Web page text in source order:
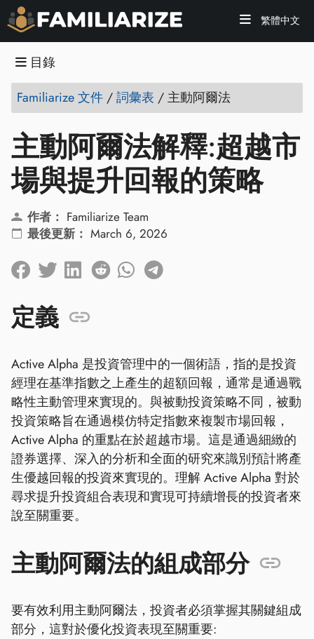
繁體中文
目錄
Familiarize 文件 /詞彙表 /主動阿爾法
主動阿爾法解釋:超越市
場與提升回報的策略
作者： Familiarize Team
最後更新： March 6, 2026
定義
Active Alpha 是投資管理中的一個術語，指的是投資
經理在基準指數之上產生的超額回報，通常是通過戰
略性主動管理來實現的。與被動投資策略不同，被動
投資策略旨在通過模仿特定指數來複製市場回報，
Active Alpha 的重點在於超越市場。這是通過細緻的
證券選擇、深入的分析和全面的研究來識別預計將產
生優越回報的投資來實現的。理解 Active Alpha 對於
尋求提升投資組合表現和實現可持續增長的投資者來
說至關重要。
主動阿爾法的組成部分
要有效利用主動阿爾法，投資者必須掌握其關鍵組成
部分，這對於優化投資表現至關重要: